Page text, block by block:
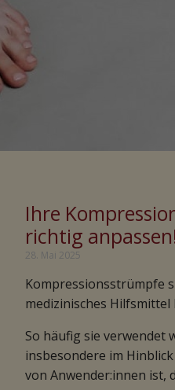
Ihre
richtig
28. Mai 2025
Kompressionsstrümpfe
medizinisches
So häufig sie verwendet
insbesondere im
von Anwender:innen ist,